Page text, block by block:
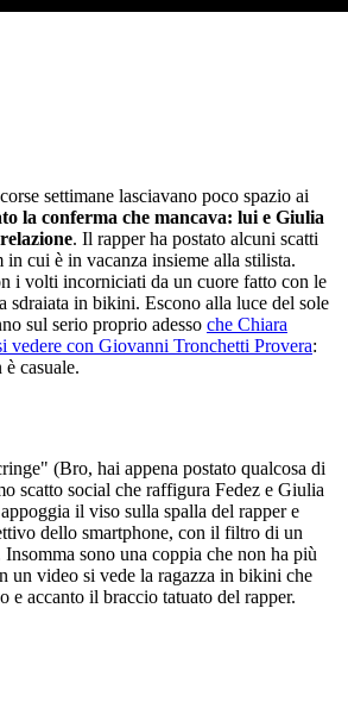
settimane lasciavano poco spazio ai
la conferma che mancava: lui e Giulia
. Il rapper ha postato alcuni scatti
in cui è in vacanza insieme alla stilista.
i volti incorniciati da un cuore fatto con le
sdraiata in bikini. Escono alla luce del sole
sul serio proprio adesso che Chiara
vedere con Giovanni Tronchetti Provera:
casuale.
(Bro, hai appena postato qualcosa di
scatto social che raffigura Fedez e Giulia
il viso sulla spalla del rapper e
dello smartphone, con il filtro di un
sono una coppia che non ha più
un video si vede la ragazza in bikini che
e accanto il braccio tatuato del rapper.